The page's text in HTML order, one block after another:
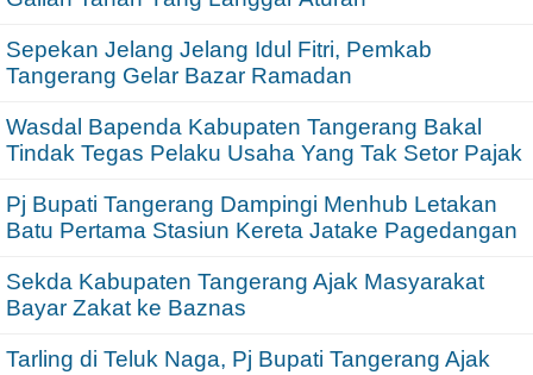
Sepekan Jelang Jelang Idul Fitri, Pemkab
Tangerang Gelar Bazar Ramadan
Wasdal Bapenda Kabupaten Tangerang Bakal
Tindak Tegas Pelaku Usaha Yang Tak Setor Pajak
Pj Bupati Tangerang Dampingi Menhub Letakan
Batu Pertama Stasiun Kereta Jatake Pagedangan
Sekda Kabupaten Tangerang Ajak Masyarakat
Bayar Zakat ke Baznas
Tarling di Teluk Naga, Pj Bupati Tangerang Ajak